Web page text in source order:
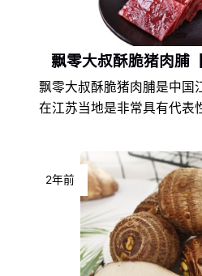
飘零大叔酥脆猪肉脯
飘零大叔酥脆猪肉脯是中国
在江苏当地是非常具有代表
及地方风土人情的差异，使
在江苏特产中独具一格，享
酥脆猪肉脯爱好
2年前